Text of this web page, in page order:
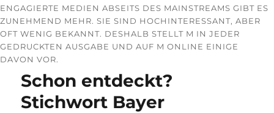
ENGAGIERTE MEDIEN ABSEITS DES MAINSTREAMS GIBT ES
ZUNEHMEND MEHR. SIE SIND HOCHINTERESSANT, ABER
OFT WENIG BEKANNT. DESHALB STELLT M IN JEDER
GEDRUCKTEN AUSGABE UND AUF M ONLINE EINIGE
DAVON VOR.
Schon entdeckt?
Stichwort Bayer